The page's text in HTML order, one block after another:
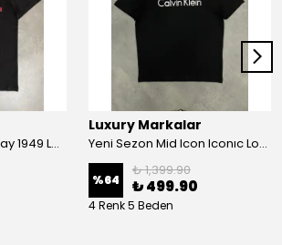
Yeni Sezon Cep Detay 1949 Logo T-shirt
Luxury Markalar
Yeni Sezon Mid Icon Iconıc Logo T-shirt
%64
₺ 1,399.90
₺ 499.90
4 Renk 5 Beden